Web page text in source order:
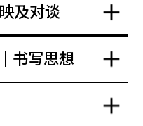
及对谈
书写思想